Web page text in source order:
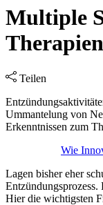
Multiple
Therapien
Teilen
Ummantelung von
Erkenntnissen zum
Wie
Lagen bisher eher
Hier die wichtigsten